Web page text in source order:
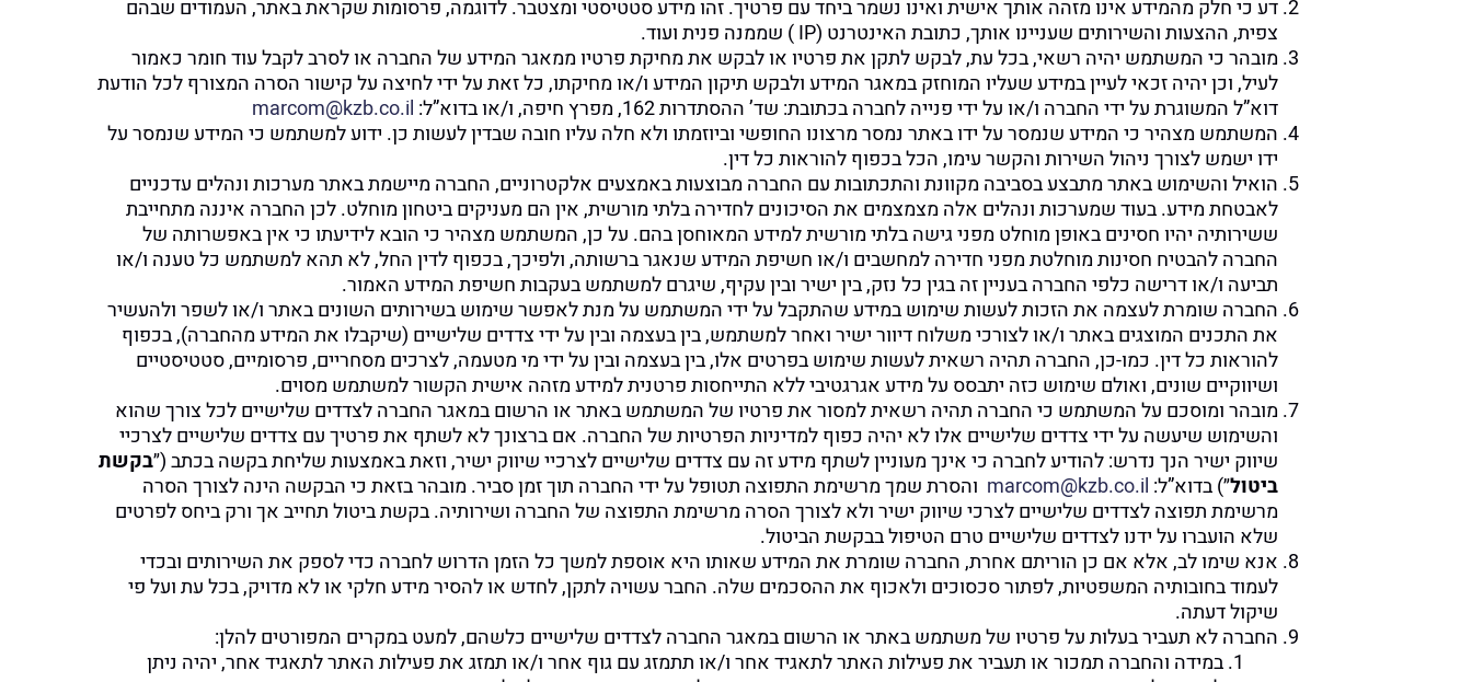
דע כי חלק מהמידע אינו מזהה אותך אישית ואינו נשמר ביחד עם פרטיך. זהו מידע סטטיסטי ומצטבר. לדוגמה, פרסומות שקראת באתר, העמודים שבהם
צפית, ההצעות והשירותים שעניינו אותך, כתובת האינטרנט (IP ) שממנה פנית ועוד.
מובהר כי המשתמש יהיה רשאי, בכל עת, לבקש לתקן את פרטיו או לבקש את מחיקת פרטיו ממאגר המידע של החברה או לסרב לקבל עוד חומר כאמור
לעיל, וכן יהיה זכאי לעיין במידע שעליו המוחזק במאגר המידע ולבקש תיקון המידע ו/או מחיקתו, כל זאת על ידי לחיצה על קישור הסרה המצורף לכל הודעת
דוא”ל המשוגרת על ידי החברה ו/או על ידי פנייה לחברה בכתובת: שד’ ההסתדרות 162, מפרץ חיפה, ו/או בדוא”ל:
marcom@kzb.co.il
המשתמש מצהיר כי המידע שנמסר על ידו באתר נמסר מרצונו החופשי וביוזמתו ולא חלה עליו חובה שבדין לעשות כן. ידוע למשתמש כי המידע שנמסר על
ידו ישמש לצורך ניהול השירות והקשר עימו, הכל בכפוף להוראות כל דין.
הואיל והשימוש באתר מתבצע בסביבה מקוונת והתכתובות עם החברה מבוצעות באמצעים אלקטרוניים, החברה מיישמת באתר מערכות ונהלים עדכניים
לאבטחת מידע. בעוד שמערכות ונהלים אלה מצמצמים את הסיכונים לחדירה בלתי מורשית, אין הם מעניקים ביטחון מוחלט. לכן החברה איננה מתחייבת
ששירותיה יהיו חסינים באופן מוחלט מפני גישה בלתי מורשית למידע המאוחסן בהם. על כן, המשתמש מצהיר כי הובא לידיעתו כי אין באפשרותה של
החברה להבטיח חסינות מוחלטת מפני חדירה למחשבים ו/או חשיפת המידע שנאגר ברשותה, ולפיכך, בכפוף לדין החל, לא תהא למשתמש כל טענה ו/או
תביעה ו/או דרישה כלפי החברה בעניין זה בגין כל נזק, בין ישיר ובין עקיף, שיגרם למשתמש בעקבות חשיפת המידע האמור.
החברה שומרת לעצמה את הזכות לעשות שימוש במידע שהתקבל על ידי המשתמש על מנת לאפשר שימוש בשירותים השונים באתר ו/או לשפר ולהעשיר
את התכנים המוצגים באתר ו/או לצורכי משלוח דיוור ישיר ואחר למשתמש, בין בעצמה ובין על ידי צדדים שלישיים (שיקבלו את המידע מהחברה), בכפוף
להוראות כל דין. כמו-כן, החברה תהיה רשאית לעשות שימוש בפרטים אלו, בין בעצמה ובין על ידי מי מטעמה, לצרכים מסחריים, פרסומיים, סטטיסטיים
ושיווקיים שונים, ואולם שימוש כזה יתבסס על מידע אגרגטיבי ללא התייחסות פרטנית למידע מזהה אישית הקשור למשתמש מסוים.
מובהר ומוסכם על המשתמש כי החברה תהיה רשאית למסור את פרטיו של המשתמש באתר או הרשום במאגר החברה לצדדים שלישיים לכל צורך שהוא
והשימוש שיעשה על ידי צדדים שלישיים אלו לא יהיה כפוף למדיניות הפרטיות של החברה. אם ברצונך לא לשתף את פרטיך עם צדדים שלישיים לצרכיי
שיווק ישיר הנך נדרש: להודיע לחברה כי אינך מעוניין לשתף מידע זה עם צדדים שלישיים לצרכיי שיווק ישיר, וזאת באמצעות שליחת בקשה בכתב (״בקשת
ביטול״) בדוא”ל: marcom@kzb.co.il והסרת שמך מרשימת התפוצה תטופל על ידי החברה תוך זמן סביר. מובהר בזאת כי הבקשה הינה לצורך הסרה
מרשימת תפוצה לצדדים שלישיים לצרכי שיווק ישיר ולא לצורך הסרה מרשימת התפוצה של החברה ושירותיה. בקשת ביטול תחייב אך ורק ביחס לפרטים
שלא הועברו על ידנו לצדדים שלישיים טרם הטיפול בבקשת הביטול.
אנא שימו לב, אלא אם כן הוריתם אחרת, החברה שומרת את המידע שאותו היא אוספת למשך כל הזמן הדרוש לחברה כדי לספק את השירותים ובכדי
לעמוד בחובותיה המשפטיות, לפתור סכסוכים ולאכוף את ההסכמים שלה. החבר עשויה לתקן, לחדש או להסיר מידע חלקי או לא מדויק, בכל עת ועל פי
שיקול דעתה.
החברה לא תעביר בעלות על פרטיו של משתמש באתר או הרשום במאגר החברה לצדדים שלישיים כלשהם, למעט במקרים המפורטים להלן:
במידה והחברה תמכור או תעביר את פעילות האתר לתאגיד אחר ו/או תתמזג עם גוף אחר ו/או תמזג את פעילות האתר לתאגיד אחר, יהיה ניתן